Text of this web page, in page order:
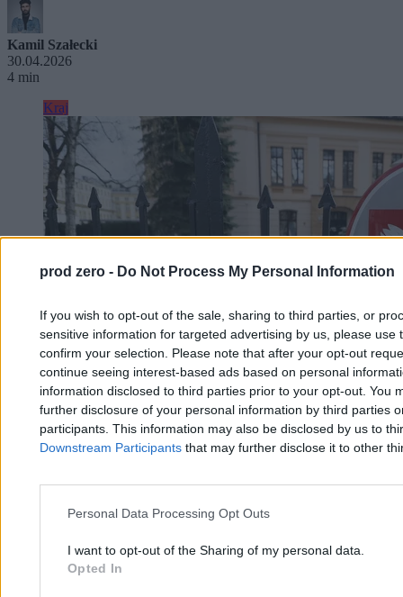
prod zero - Do Not Process My Personal Information
If you wish to opt-out of the sale, sharing to third parties, or
sensitive information for targeted advertising by us, please use
confirm your selection. Please note that after your opt-out
continue seeing interest-based ads based on personal
information disclosed to third parties prior to your opt-out. You
further disclosure of your personal information by third parties
participants. This information may also be disclosed by us to
Downstream Participants that may further disclose it to other
Personal Data Processing Opt Outs
I want to opt-out of the Sharing of my personal data.
Opted In
Kamil Szałecki
30.04.2026
4 min
Kraj
„Śledztwo nie wyciągnie nas z impasu”